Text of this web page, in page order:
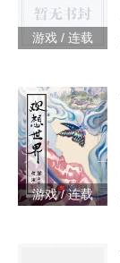
游戏 / 连载
游戏 / 连载